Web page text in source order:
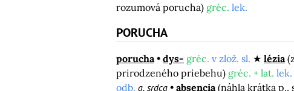
rozumová porucha) gréc. lek.
PORUCHA
porucha dys- gréc. v zlož. sl. lézia
prirodzeného priebehu) gréc. + lat. lek.
odb. a. srdca absencia (náhla krátka p.,